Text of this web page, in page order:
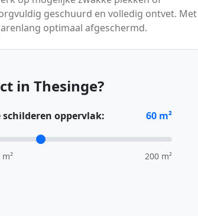
geschuurd en volledig ontvet. Met
optimaal afgeschermd.
in Thesinge?
schilderen oppervlak: 60 m²
m² 200 m²